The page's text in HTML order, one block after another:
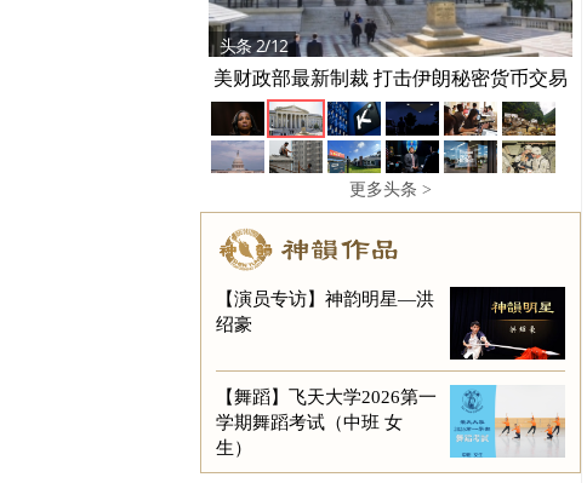
头条 2/12
美财政部最新制裁 打击伊朗秘密货币交易
更多头条 >
【演员专访】神韵明星—洪
绍豪
【舞蹈】飞天大学2026第一
学期舞蹈考试（中班 女
生）